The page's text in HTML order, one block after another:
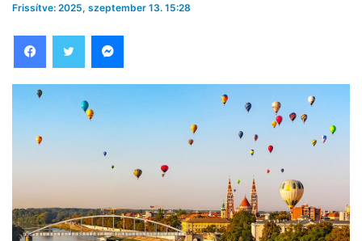
Frissítve: 2025, szeptember 13. 15:28